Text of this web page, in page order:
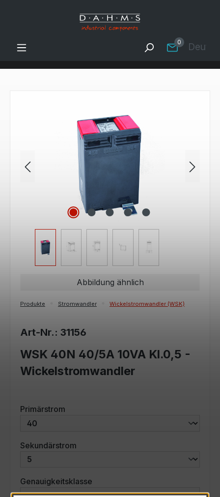
Zum Hauptinhalt springen
0
Bildergalerie überspringen
Abbildung ähnlich
Produkte Stromwandler Wickelstromwandler (WSK)
Art-Nr.: 31156
WSK 40N 40/5A 10VA Kl.0,5 -
Wickelstromwandler
Primärstrom
Sekundärstrom
Genauigkeitsklasse